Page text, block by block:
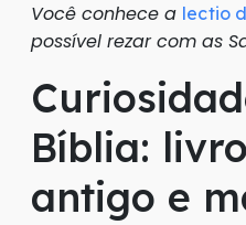
Você conhece a lectio
possível rezar com as
Bíblia:
antigo e